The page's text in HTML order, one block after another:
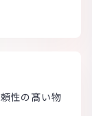
性の髙い物